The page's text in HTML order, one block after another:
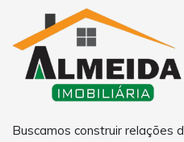
Buscamos construir relações